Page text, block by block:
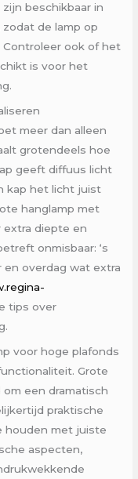
beschikbaar in
de lamp op
ook of het
is voor het
meer dan alleen
grotendeels hoe
geeft diffuus licht
kap het licht juist
hanglamp met
extra diepte en
onmisbaar: ‘s
overdag wat extra
tips over
voor hoge plafonds
Grote
een dramatisch
praktische
houden met juiste
aspecten,